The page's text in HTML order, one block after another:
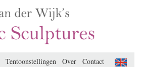
Tentoonstellingen Over Contact